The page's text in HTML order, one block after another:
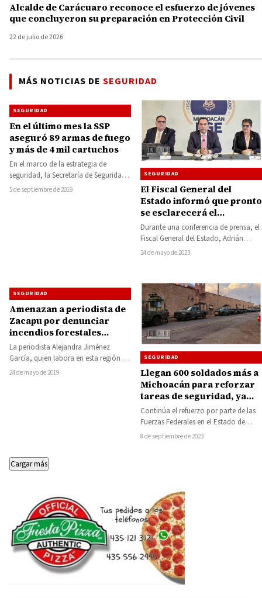
Alcalde de Carácuaro reconoce el esfuerzo de jóvenes
que concluyeron su preparación en Protección Civil
22 de julio de 2026
MÁS NOTICIAS DE SEGURIDAD
SEGURIDAD
En el último mes la SSP
aseguró 89 armas de fuego
y más de 4 mil cartuchos
En el marco de la estrategia de
seguridad, la Secretaría de Seguridad
Pública (SSP), durante agosto, logró
5 de septiembre de 2019
SEGURIDAD
El Fiscal General del
Estado informó que pronto
se esclarecerá el
homicidio del sacerdote
ocurrido en Huandacareo
Durante una conferencia de prensa, el
Fiscal General del Estado, Adrián
López Solís, anunció que se están
24 de mayo de 2023
SEGURIDAD
Amenazan a periodista de
Zacapu por denunciar
incendios forestales
provocados
La periodista Alejandra Jiménez
García, quien labora en esta región de
Zacapu, denunció amenazas de los
24 de mayo de 2019
SEGURIDAD
Llegan 600 soldados más a
Michoacán para reforzar
tareas de seguridad, ya
suman 3 mil 400 elementos
desplegados en la entidad
Continúa el refuerzo por parte de las
Fuerzas Federales en el Estado de
Michoacán, marcando un paso
8 de septiembre de 2023
Cargar más